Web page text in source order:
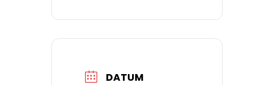
DATUM